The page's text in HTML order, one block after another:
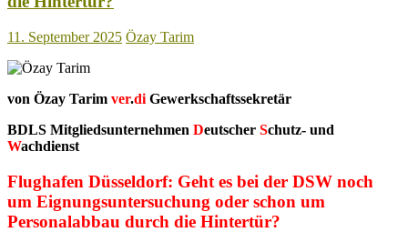
11. September 2025 Özay Tarim
von Özay Tarim ver.di Gewerkschaftssekretär
BDLS Mitgliedsunternehmen Deutscher Schutz- und
Wachdienst
Flughafen Düsseldorf: Geht es bei der DSW noch
um Eignungsuntersuchung oder schon um
Personalabbau durch die Hintertür?